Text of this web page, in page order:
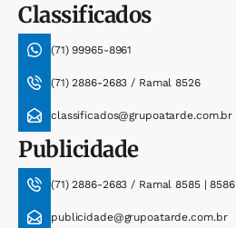
Classificados
(71) 99965-8961
(71) 2886-2683 / Ramal 8526
classificados@grupoatarde.com.br
Publicidade
(71) 2886-2683 / Ramal 8585 | 8586
publicidade@grupoatarde.com.br